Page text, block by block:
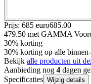
Prijs: 685 euro685.00
479.50 met GAMMA
30% korting
30% korting op alle
Bekijk alle producten uit
Aanbieding nog 4 dagen
Specificaties Wijzig details